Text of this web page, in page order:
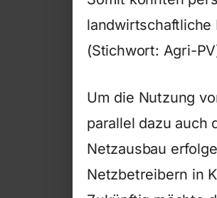
landwirtschaftliche
(Stichwort: Agri-
Um die Nutzung
parallel dazu auch
Netzausbau
Netzbetreibern in